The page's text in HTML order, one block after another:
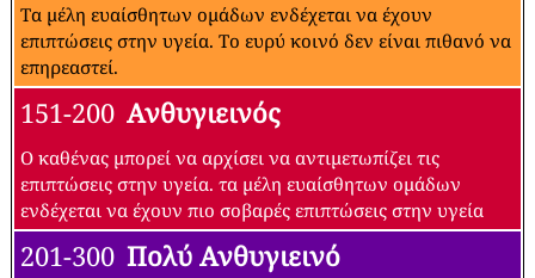
Τα μέλη ευαίσθητων ομάδων ενδέχεται να έχουν
επιπτώσεις στην υγεία. Το ευρύ κοινό δεν είναι πιθανό να
επηρεαστεί.
151-200 Ανθυγιεινός
Ο καθένας μπορεί να αρχίσει να αντιμετωπίζει τις
επιπτώσεις στην υγεία. τα μέλη ευαίσθητων ομάδων
ενδέχεται να έχουν πιο σοβαρές επιπτώσεις στην υγεία
201-300 Πολύ Ανθυγιεινό